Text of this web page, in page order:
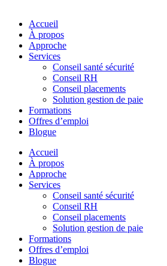
Accueil
À propos
Approche
Services
Conseil santé sécurité
Conseil RH
Conseil placements
Solution gestion de paie
Formations
Offres d’emploi
Blogue
Accueil
À propos
Approche
Services
Conseil santé sécurité
Conseil RH
Conseil placements
Solution gestion de paie
Formations
Offres d’emploi
Blogue